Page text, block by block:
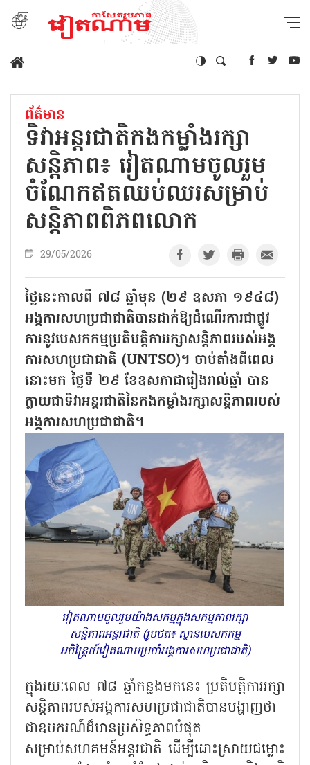
ព័ត៌មាន
ទិវាអន្តរជាតិកងកម្លាំងរក្សា
សន្តិភាព៖ វៀតណាមចូលរួម
ចំណែកឥតឈប់ឈរសម្រាប់
សន្តិភាពពិភពលោក
29/05/2026
ថ្ងៃនេះកាលពី ៧៨ ឆ្នាំមុន (២៩ ឧសភា ១៩៤៨)
អង្គការសហប្រជាជាតិបានដាក់ឱ្យដំណើរការជាផ្លូវ
ការនូវបេសកកម្មប្រតិបត្តិការរក្សាសន្តិភាពរបស់អង្គ
ការសហប្រជាជាតិ (UNTSO)។ ចាប់តាំងពីពេល
នោះមក ថ្ងៃទី ២៩ ខែឧសភាជារៀងរាល់ឆ្នាំ បាន
ក្លាយជាទិវាអន្តរជាតិនៃកងកម្លាំងរក្សាសន្តិភាពរបស់
អង្គការសហប្រជាជាតិ។
វៀតណាមចូលរួមយ៉ាងសកម្មក្នុងសកម្មភាពរក្សា
សន្តិភាពអន្តរជាតិ (រូបថត៖ ស្ថានបេសកកម្ម
អចិន្ត្រៃយ៍វៀតណាមប្រចាំអង្គការសហប្រជាជាតិ)
ក្នុងរយៈពេល ៧៨ ឆ្នាំកន្លងមកនេះ ប្រតិបត្តិការរក្សា
សន្តិភាពរបស់អង្គការសហប្រជាជាតិបានបង្ហាញថា
ជាឧបករណ៍ដ៏មានប្រសិទ្ធភាពបំផុត
សម្រាប់សហគមន៍អន្តរជាតិ ដើម្បីដោះស្រាយជម្លោះ